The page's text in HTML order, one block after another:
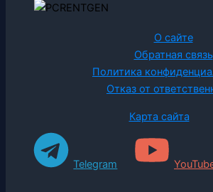
О сайте
Обратная связь
Политика
Отказ от
Карта сайта
Telegram